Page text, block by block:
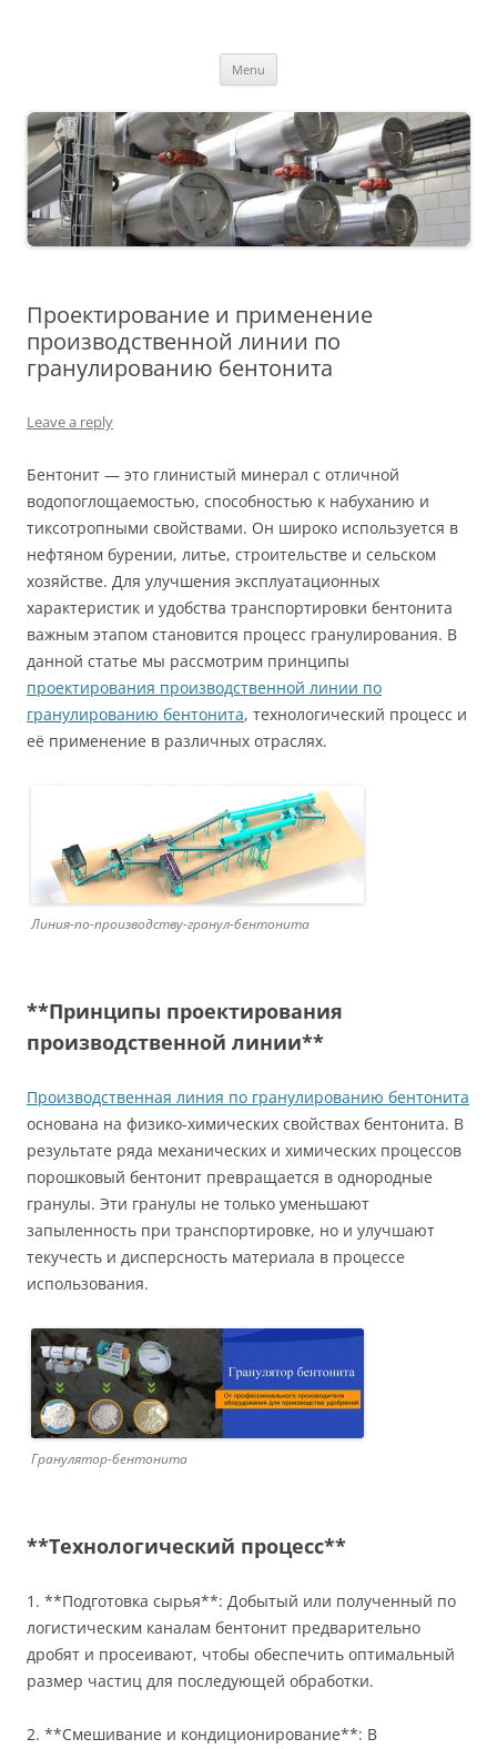
Menu
Проектирование и применение
производственной линии по
гранулированию бентонита
Leave a reply
Бентонит — это глинистый минерал с отличной
водопоглощаемостью, способностью к набуханию и
тиксотропными свойствами. Он широко используется в
нефтяном бурении, литье, строительстве и сельском
хозяйстве. Для улучшения эксплуатационных
характеристик и удобства транспортировки бентонита
важным этапом становится процесс гранулирования. В
данной статье мы рассмотрим принципы
проектирования производственной линии по
гранулированию бентонита, технологический процесс и
её применение в различных отраслях.
Линия-по-производству-гранул-бентонита
**Принципы проектирования
производственной линии**
Производственная линия по гранулированию бентонита
основана на физико-химических свойствах бентонита. В
результате ряда механических и химических процессов
порошковый бентонит превращается в однородные
гранулы. Эти гранулы не только уменьшают
запыленность при транспортировке, но и улучшают
текучесть и дисперсность материала в процессе
использования.
Гранулятор-бентонита
**Технологический процесс**
1. **Подготовка сырья**: Добытый или полученный по
логистическим каналам бентонит предварительно
дробят и просеивают, чтобы обеспечить оптимальный
размер частиц для последующей обработки.
2. **Смешивание и кондиционирование**: В